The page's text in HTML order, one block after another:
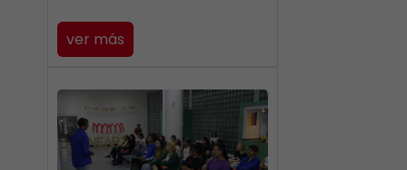
ver más